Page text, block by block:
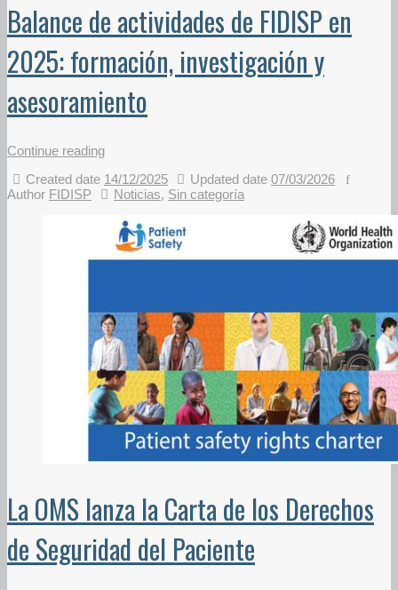
Balance de actividades de FIDISP en
2025: formación, investigación y
asesoramiento
Continue reading
Created date 14/12/2025 Updated date 07/03/2026
Author FIDISP Noticias, Sin categoría
La OMS lanza la Carta de los Derechos
de Seguridad del Paciente